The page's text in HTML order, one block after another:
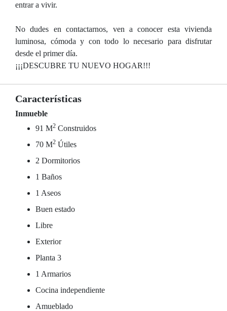
entrar a vivir.
No dudes en contactarnos, ven a conocer esta vivienda
luminosa, cómoda y con todo lo necesario para disfrutar
desde el primer día.
¡¡¡DESCUBRE TU NUEVO HOGAR!!!
Características
Inmueble
91 M2 Construidos
70 M2 Útiles
2 Dormitorios
1 Baños
1 Aseos
Buen estado
Libre
Exterior
Planta 3
1 Armarios
Cocina independiente
Amueblado